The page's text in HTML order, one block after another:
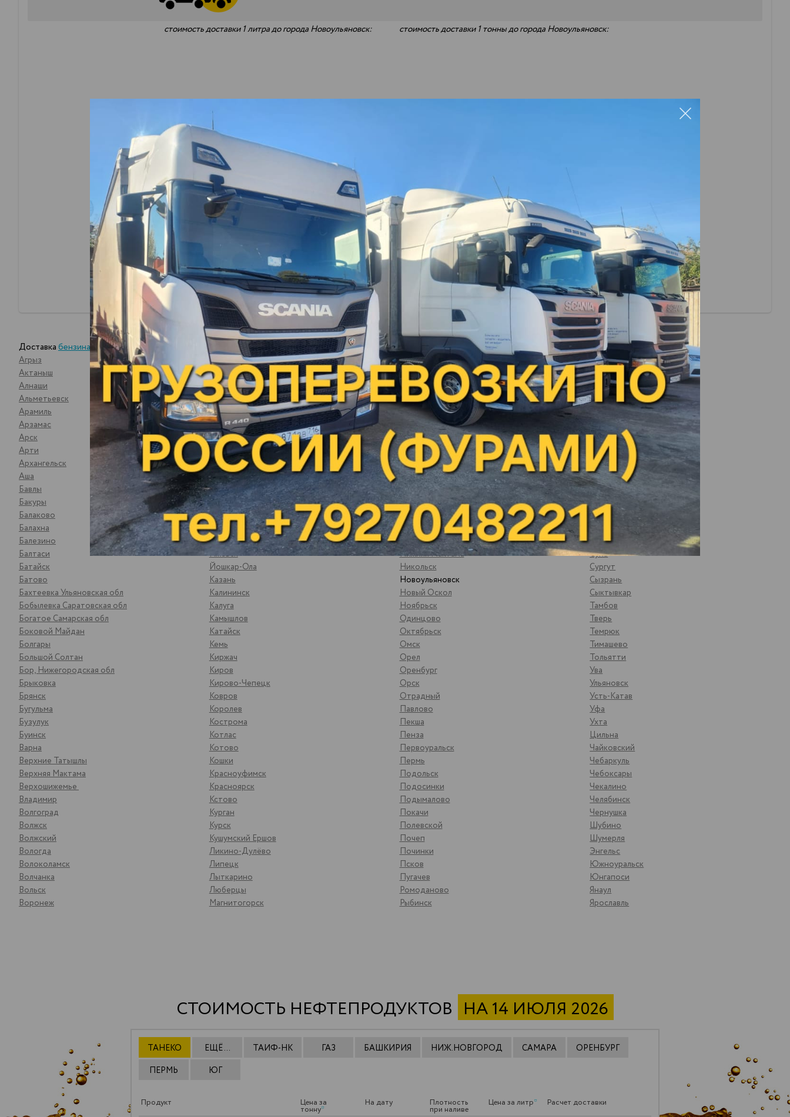
стоимость доставки 1 литра до города Новоульяновск: стоимость доставки 1 тонны до города Новоульяновск:
Доставкабензина оптом
Агрыз
Актаныш
Алнаши
Альметьевск
Арамиль
Арзамас
Арск
Арти
Архангельск
Аша
Бавлы
Бакуры
Балаково
Балахна
Балезино
Балтаси
Батайск
Батово
Бахтеевка Ульяновская обл
Бобылевка Саратовская обл
Богатое Самарская обл
Боковой Майдан
Болгары
Большой Солтан
Бор, Нижегородская обл
Брыковка
Брянск
Бугульма
Бузулук
Буинск
Варна
Верхние Татышлы
Верхняя Мактама
Верхошижемье
Владимир
Волгоград
Волжск
Волжский
Вологда
Волоколамск
Волчанка
Вольск
Воронеж
Воткинск
Вятские Поляны
Гороховец
Гусь-Хрустальный
Данилкино Саратовская обл
Демьяново
Дзержинск
Дягтерск
Екатеринбург
Елабуга
Жигулевск
Зарайск
Зеленодольск
Златоуст
Иваново
Ижевск
Йошкар-Ола
Казань
Калининск
Калуга
Камышлов
Катайск
Кемь
Киржач
Киров
Кирово-Чепецк
Ковров
Королев
Кострома
Котлас
Котово
Кошки
Красноуфимск
Красноярск
Кстово
Курган
Курск
Кушумский Ершов
Ликино-Дулёво
Липецк
Лыткарино
Люберцы
Магнитогорск
Малая Вишера
Малая Пурга
Менделеевск
Можайск
Можга
Мулянка
Муром
Набережные Челны
Невьянск
Нефтеюганск
Нижневартовск
Нижнекамск
Нижний Новгород
Нижний Тагил
Нижняя Мактама
Никольск
Новоульяновск
Новый Оскол
Ноябрьск
Одинцово
Октябрьск
Омск
Орел
Оренбург
Орск
Отрадный
Павлово
Пекша
Пенза
Первоуральск
Пермь
Подольск
Подосинки
Подымалово
Покачи
Полевской
Почеп
Починки
Псков
Пугачев
Ромоданово
Рыбинск
Рыбная Слобода
Рязань
Самара
Санкт-Петербург
Сарапул
Саратов
Свердлово, Тоцкий р-он
Сегежа
Сергиев-Посад
Смоленск
Соликамск
Старый Оскол
Суздаль
Суна
Сургут
Сызрань
Сыктывкар
Тамбов
Тверь
Темрюк
Тимашево
Тольятти
Ува
Ульяновск
Усть-Катав
Уфа
Ухта
Цильна
Чайковский
Чебаркуль
Чебоксары
Чекалино
Челябинск
Чернушка
Шубино
Шумерля
Энгельс
Южноуральск
Юнгапоси
Янаул
Ярославль
СТОИМОСТЬ НЕФТЕПРОДУКТОВ НА 14 ИЮЛЯ 2026
ТАНЕКО ЕЩЁ ... ТАИФ-НК ГАЗ БАШКИРИЯ НИЖ.НОВГОРОД САМАРА
ОРЕНБУРГ
ПЕРМЬ
ЮГ
Продукт Цена за
тонну*
На дату Плотность
при наливе
Цена за литр* Расчет доставки